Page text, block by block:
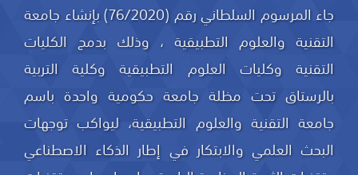
جاء المرسوم السلطاني رقم (76/2020) بإنشاء جامعة
التقنية والعلوم التطبيقية ، وذلك بدمج الكليات
التقنية وكليات العلوم التطبيقية وكلية التربية
بالرستاق تحت مظلة جامعة حكومية واحدة باسم
جامعة التقنية والعلوم التطبيقية، ليواكب توجهات
البحث العلمي والابتكار في إطار الذكاء الاصطناعي